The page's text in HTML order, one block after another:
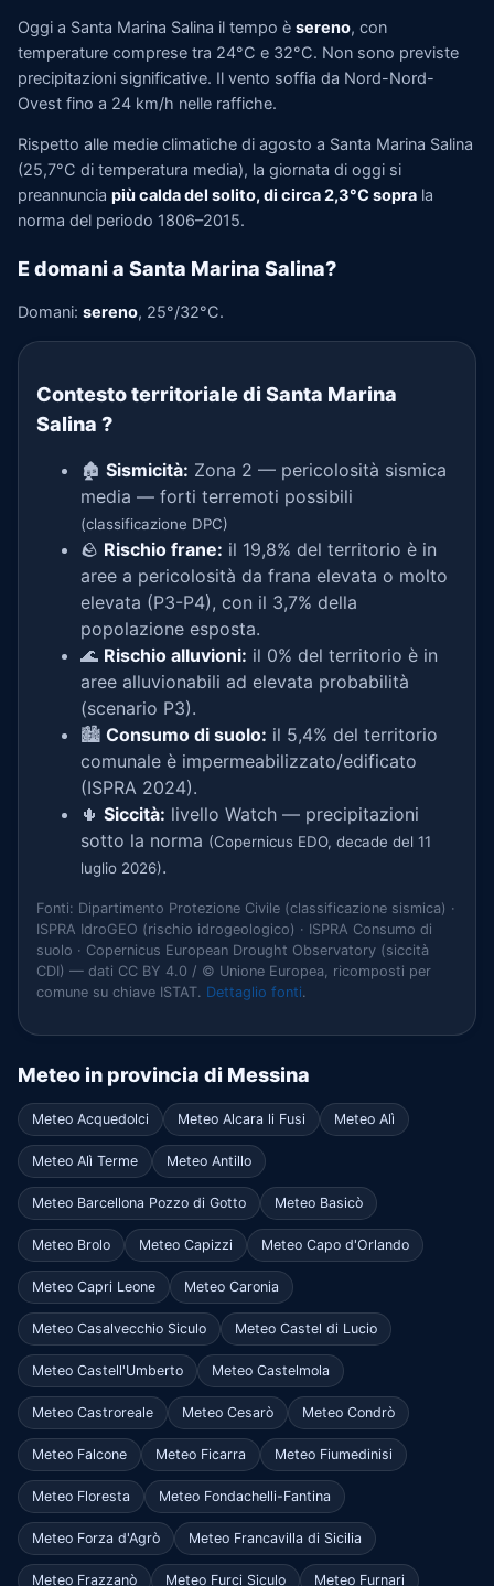
Oggi a Santa Marina Salina il tempo è sereno, con
temperature comprese tra 24°C e 32°C. Non sono previste
precipitazioni significative. Il vento soffia da Nord-Nord-
Ovest fino a 24 km/h nelle raffiche.
Rispetto alle medie climatiche di agosto a Santa Marina Salina
(25,7°C di temperatura media), la giornata di oggi si
preannuncia più calda del solito, di circa 2,3°C sopra la
norma del periodo 1806–2015.
E domani a Santa Marina Salina?
Domani: sereno, 25°/32°C.
Contesto territoriale di Santa Marina
Salina ?
🏚️ Sismicità: Zona 2 — pericolosità sismica
media — forti terremoti possibili
(classificazione DPC)
🪨 Rischio frane: il 19,8% del territorio è in
aree a pericolosità da frana elevata o molto
elevata (P3-P4), con il 3,7% della
popolazione esposta.
🌊 Rischio alluvioni: il 0% del territorio è in
aree alluvionabili ad elevata probabilità
(scenario P3).
🏙️ Consumo di suolo: il 5,4% del territorio
comunale è impermeabilizzato/edificato
(ISPRA 2024).
🌵 Siccità: livello Watch — precipitazioni
sotto la norma (Copernicus EDO, decade del 11
luglio 2026).
Fonti: Dipartimento Protezione Civile (classificazione sismica) ·
ISPRA IdroGEO (rischio idrogeologico) · ISPRA Consumo di
suolo · Copernicus European Drought Observatory (siccità
CDI) — dati CC BY 4.0 / © Unione Europea, ricomposti per
comune su chiave ISTAT. Dettaglio fonti.
Meteo in provincia di Messina
Meteo Acquedolci Meteo Alcara li Fusi Meteo Alì
Meteo Alì Terme Meteo Antillo
Meteo Barcellona Pozzo di Gotto Meteo Basicò
Meteo Brolo Meteo Capizzi Meteo Capo d'Orlando
Meteo Capri Leone Meteo Caronia
Meteo Casalvecchio Siculo Meteo Castel di Lucio
Meteo Castell'Umberto Meteo Castelmola
Meteo Castroreale Meteo Cesarò Meteo Condrò
Meteo Falcone Meteo Ficarra Meteo Fiumedinisi
Meteo Floresta Meteo Fondachelli-Fantina
Meteo Forza d'Agrò Meteo Francavilla di Sicilia
Meteo Frazzanò Meteo Furci Siculo Meteo Furnari